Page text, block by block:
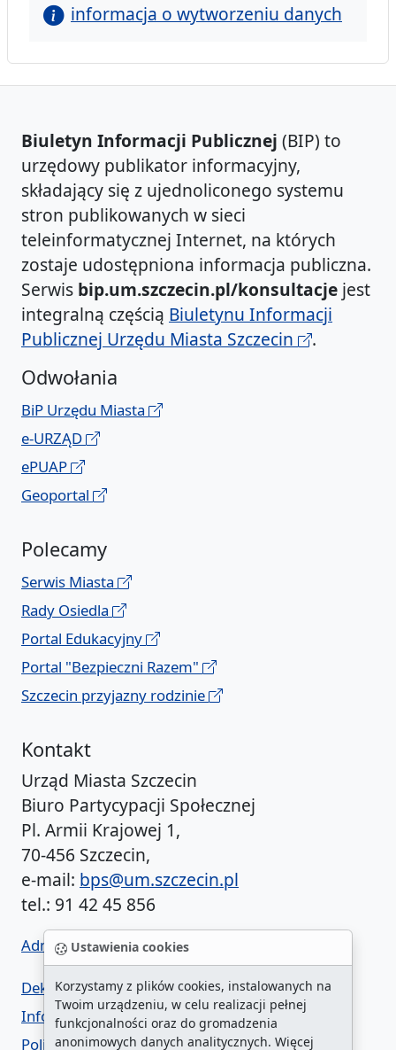
Ustawienia cookies
Korzystamy z plików cookies, instalowanych na
Twoim urządzeniu, w celu realizacji pełnej
funkcjonalności oraz do gromadzenia
anonimowych danych analitycznych. Więcej
informacja o wytworzeniu danych
Biuletyn Informacji Publicznej (BIP) to
urzędowy publikator informacyjny,
składający się z ujednoliconego systemu
stron publikowanych w sieci
teleinformatycznej Internet, na których
zostaje udostępniona informacja publiczna.
Serwis bip.um.szczecin.pl/konsultacje jest
integralną częścią Biuletynu Informacji
Publicznej Urzędu Miasta Szczecin
.
Odwołania
BiP Urzędu Miasta
e-URZĄD
ePUAP
Geoportal
Polecamy
Serwis Miasta
Rady Osiedla
Portal Edukacyjny
Portal "Bezpieczni Razem"
Szczecin przyjazny rodzinie
Kontakt
Urząd Miasta Szczecin
Biuro Partycypacji Społecznej
Pl. Armii Krajowej 1,
70-456 Szczecin,
e-mail: bps@um.szczecin.pl
tel.: 91 42 45 856
Administrator BIP UM
Deklaracja dostępności
Informacja o urzędzie w ETR
Polityka prywatności